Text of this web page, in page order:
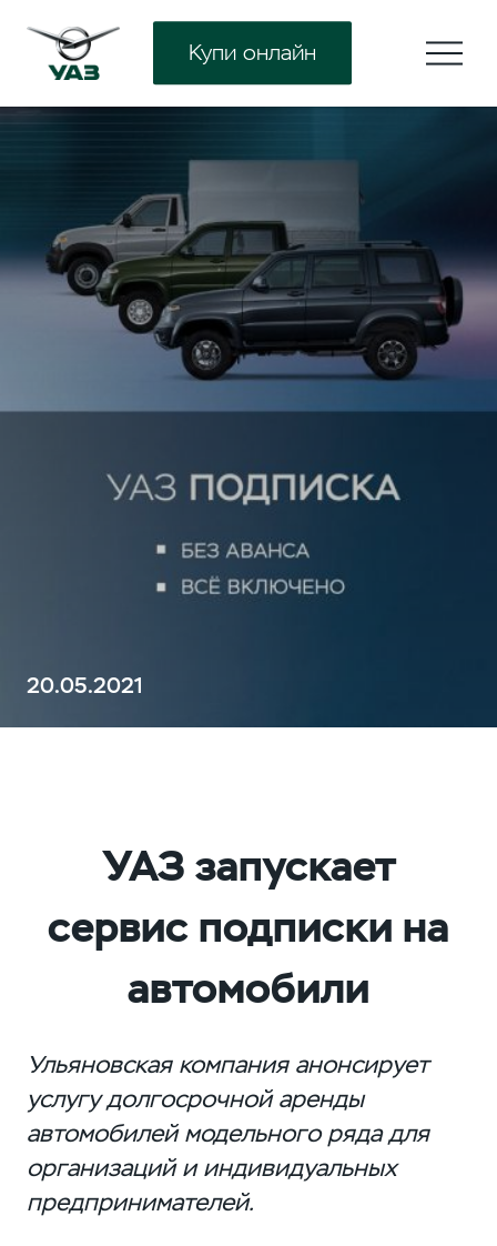
Купи онлайн
20.05.2021
УАЗ запускает
сервис подписки на
автомобили
Ульяновская компания анонсирует
услугу долгосрочной аренды
автомобилей модельного ряда для
организаций и индивидуальных
предпринимателей.